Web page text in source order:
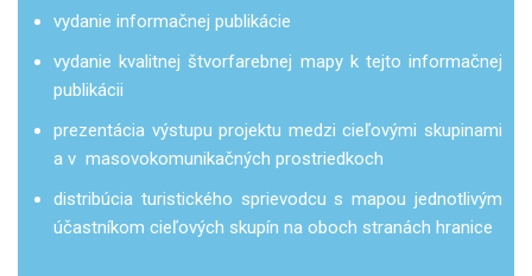
vydanie informačnej publikácie
vydanie kvalitnej štvorfarebnej mapy k tejto informačnej
publikácii
prezentácia výstupu projektu medzi cieľovými skupinami
a v masovokomunikačných prostriedkoch
distribúcia turistického sprievodcu s mapou jednotlivým
účastníkom cieľových skupín na oboch stranách hranice